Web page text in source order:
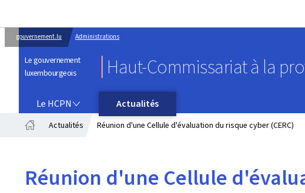
gouvernement.lu Administrations
Le gouvernement
luxembourgeois
Haut-Commissariat à la
Le HCPN
Actualités
Actualités Réunion d'une Cellule d'évaluation du risque cyber (CERC)
Réunion d'une Cellule